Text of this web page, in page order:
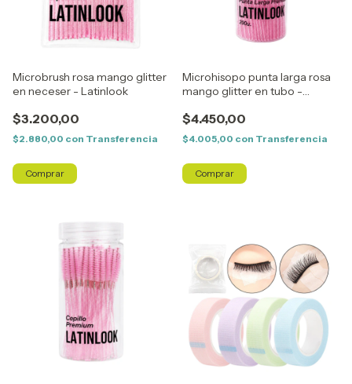
Microbrush rosa mango glitter
en neceser - Latinlook
$3.200,00
$2.880,00 con Transferencia
Microhisopo punta larga rosa
mango glitter en tubo -
$4.450,00
$4.005,00 con Transferencia